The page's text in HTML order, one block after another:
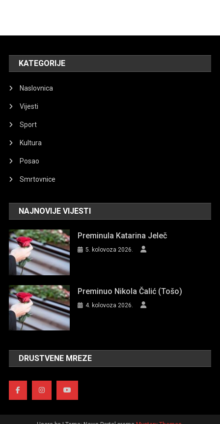
KATEGORIJE
Naslovnica
Vijesti
Sport
Kultura
Posao
Smrtovnice
NAJNOVIJE VIJESTI
Preminula Katarina Jeleč
5. kolovoza 2026.
Preminuo Nikola Čalić (Tošo)
4. kolovoza 2026.
DRUSTVENE MREZE